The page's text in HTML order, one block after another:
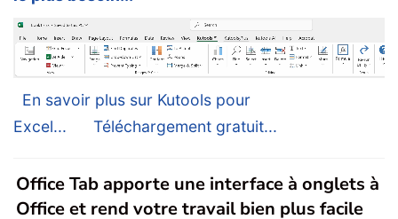
En savoir plus sur Kutools pour
Excel...
Téléchargement gratuit...
Office Tab apporte une interface à onglets à
Office et rend votre travail bien plus facile